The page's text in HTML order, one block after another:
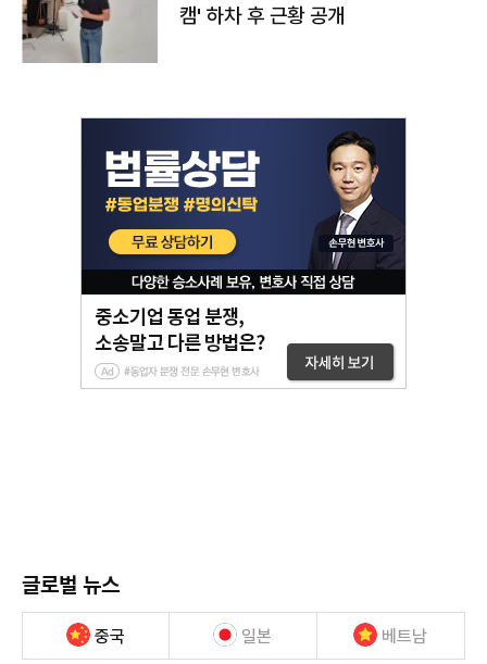
캠' 하차 후 근황 공개
글로벌 뉴스
중국 일본 베트남